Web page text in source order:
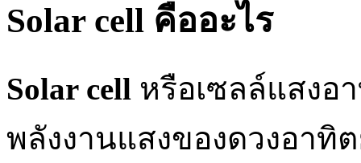
Solar cell คืออะไร
Solar cell หรือเซลล์แสงอ
พลังงานแสงของดวงอาทิ